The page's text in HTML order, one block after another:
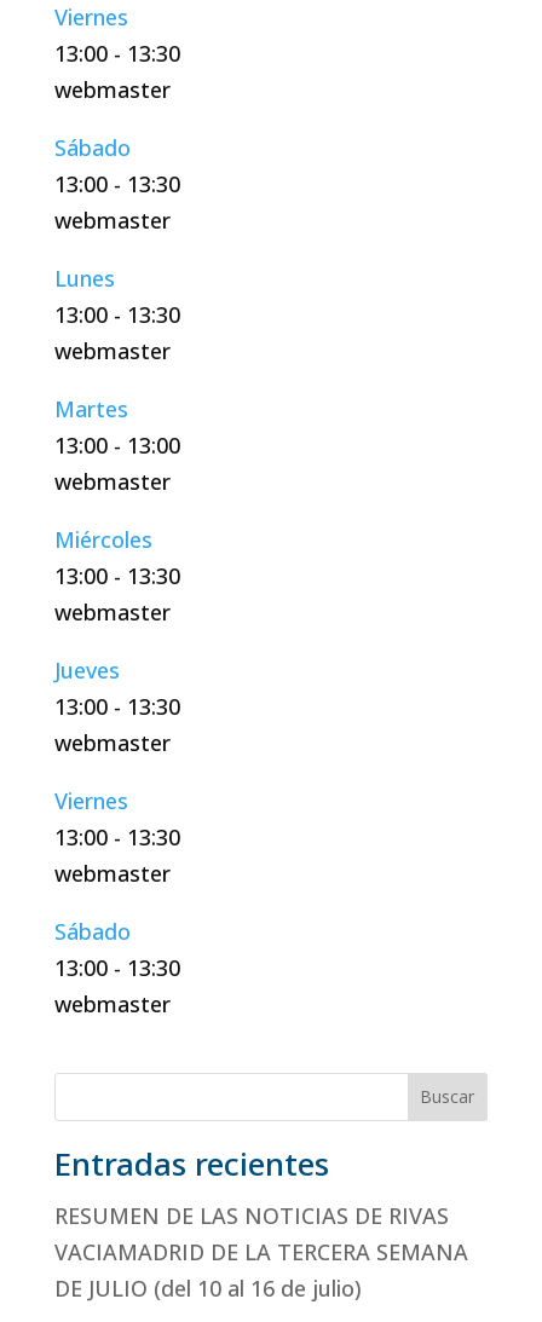
Viernes
13:00- 13:30
webmaster
Sábado
13:00- 13:30
webmaster
Lunes
13:00- 13:30
webmaster
Martes
13:00- 13:00
webmaster
Miércoles
13:00- 13:30
webmaster
Jueves
13:00- 13:30
webmaster
Viernes
13:00- 13:30
webmaster
Sábado
13:00- 13:30
webmaster
Buscar
Entradas recientes
RESUMEN DE LAS NOTICIAS DE RIVAS
VACIAMADRID DE LA TERCERA SEMANA
DE JULIO (del 10 al 16 de julio)